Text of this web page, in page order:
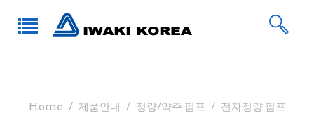
Home 제품안내 정량/약주 펌프 전자정량 펌프